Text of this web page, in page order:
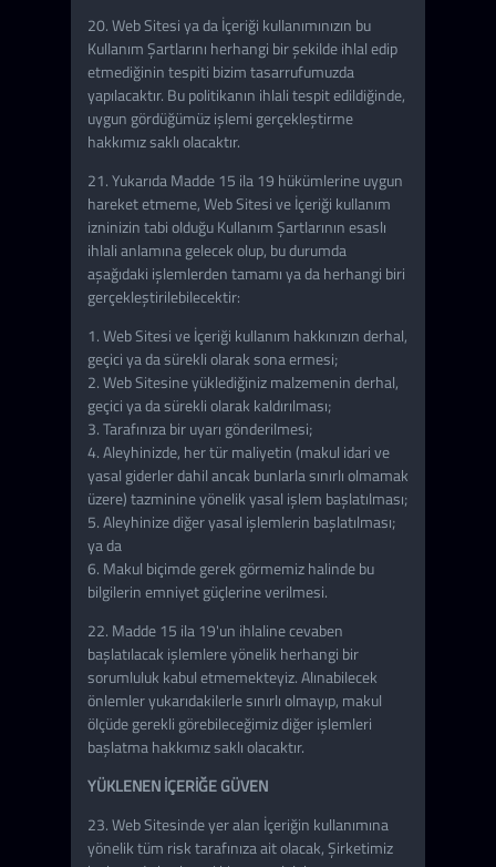
20. Web Sitesi ya da İçeriği kullanımınızın bu
Kullanım Şartlarını herhangi bir şekilde ihlal edip
etmediğinin tespiti bizim tasarrufumuzda
yapılacaktır. Bu politikanın ihlali tespit edildiğinde,
uygun gördüğümüz işlemi gerçekleştirme
hakkımız saklı olacaktır.
21. Yukarıda Madde 15 ila 19 hükümlerine uygun
hareket etmeme, Web Sitesi ve İçeriği kullanım
izninizin tabi olduğu Kullanım Şartlarının esaslı
ihlali anlamına gelecek olup, bu durumda
aşağıdaki işlemlerden tamamı ya da herhangi biri
gerçekleştirilebilecektir:
1. Web Sitesi ve İçeriği kullanım hakkınızın derhal,
geçici ya da sürekli olarak sona ermesi;
2. Web Sitesine yüklediğiniz malzemenin derhal,
geçici ya da sürekli olarak kaldırılması;
3. Tarafınıza bir uyarı gönderilmesi;
4. Aleyhinizde, her tür maliyetin (makul idari ve
yasal giderler dahil ancak bunlarla sınırlı olmamak
üzere) tazminine yönelik yasal işlem başlatılması;
5. Aleyhinize diğer yasal işlemlerin başlatılması;
ya da
6. Makul biçimde gerek görmemiz halinde bu
bilgilerin emniyet güçlerine verilmesi.
22. Madde 15 ila 19'un ihlaline cevaben
başlatılacak işlemlere yönelik herhangi bir
sorumluluk kabul etmemekteyiz. Alınabilecek
önlemler yukarıdakilerle sınırlı olmayıp, makul
ölçüde gerekli görebileceğimiz diğer işlemleri
başlatma hakkımız saklı olacaktır.
YÜKLENEN İÇERİĞE GÜVEN
23. Web Sitesinde yer alan İçeriğin kullanımına
yönelik tüm risk tarafınıza ait olacak, Şirketimiz